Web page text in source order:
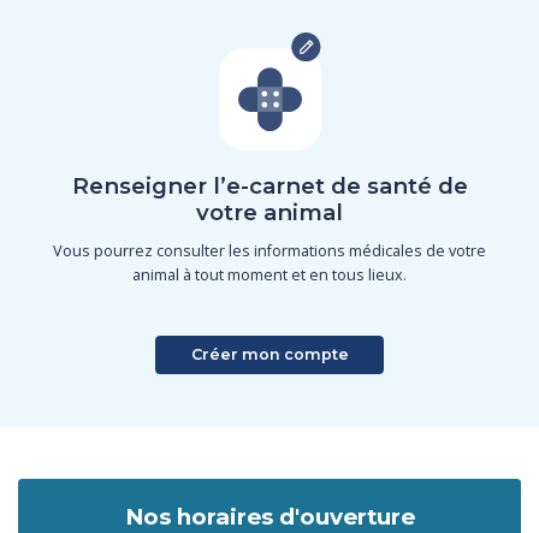
Renseigner l’e-carnet de santé de
votre animal
Vous pourrez consulter les informations médicales de votre
animal à tout moment et en tous lieux.
Créer mon compte
Nos horaires d'ouverture